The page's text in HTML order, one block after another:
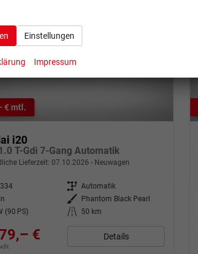
€ mtl.
i20
T-Gdi 7-Gang Automatik
Lieferzeit: 07.10.2026 Neuwagen
Getriebe Automatik
Außenfarbe
Phantom Black Pearl
(90 PS) Kilometerstand 50 km
€ Details
Einstellungen
Impressum